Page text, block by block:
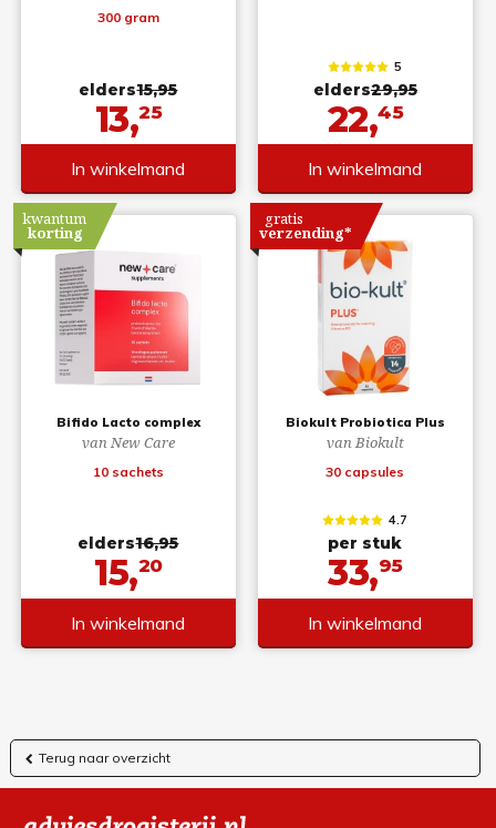
300 gram
elders15,95
13,25
In winkelmand
5
elders29,95
22,45
In winkelmand
Bifido Lacto complex
van New Care
10 sachets
kwantum
korting
elders16,95
15,20
In winkelmand
Biokult Probiotica Plus
van Biokult
30 capsules
gratis
verzending*
4.7
per stuk
33,95
In winkelmand
Terug naar overzicht